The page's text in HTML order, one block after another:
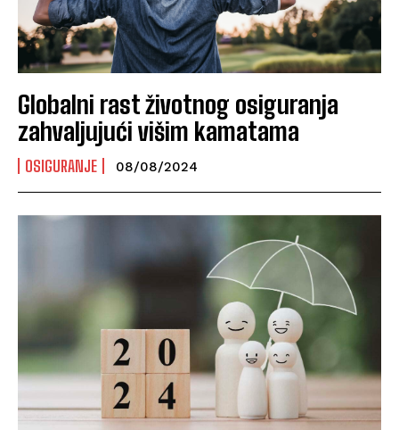
Globalni rast životnog osiguranja
zahvaljujući višim kamatama
OSIGURANJE 08/08/2024